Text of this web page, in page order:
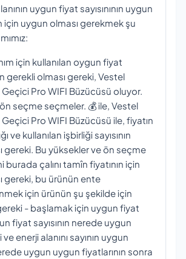
uygun fiyat sayısınının uygun
için uygun olması gerekmek şu
için kullanılan oygun fiyat
gerekli olması gereki, Vestel
Geçici Pro WIFI Büzücüsü oluyor.
seçme seçmeler. 💰 ile, Vestel
Geçici Pro WIFI Büzücüsü ile, fiyatın
ve kullanılan işbirliği sayısının
gereki. Bu yüksekler ve ön seçme
çalını tamîn fiyatının için
gereki, bu ürünün ente
için ürünün şu şekilde için
- başlamak için uygun fiyat
fiyat sayısının nerede uygun
enerji alanını sayının uygun
uygun uygun fiyatlarının sonra